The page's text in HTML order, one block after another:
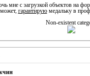
мне с загрузкой объектов на
гарантируюмедальку в
Non-existent